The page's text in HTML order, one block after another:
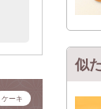
ケーキ
似